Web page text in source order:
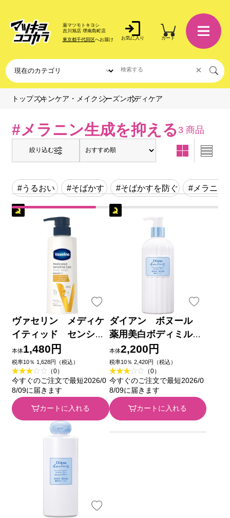
薬マツモトキヨシ
吉川旭店 堺南島町店
東京都千代田区へお届け お気に入り カート
×
トップスキンケア・メイク シーズンボディケア
#メラニン生成を抑える3 商品
絞り込む
#うるおい #そばかす #そばかすを防ぐ #メラニン
ヴァセリン メディケ
イティッド センシテ
ィブケア ボディロー
ション 美肌ケア ３５
０ｍｌ ユニリーバ・ジ
ャパン
本体1,480円
税率10％ 1,628円（税込）
（0）
今すぐのご注文で最短2026/0
8/09に届きます
カートに入れる
ダイアン ボヌール
薬用美白ボディミル
ク ジャスミンブル
ーの香り ３９０ｍｌ
ネイチャーラボ (医薬
部外品)
本体2,200円
税率10％ 2,420円（税込）
（0）
今すぐのご注文で最短2026/0
8/09に届きます
カートに入れる